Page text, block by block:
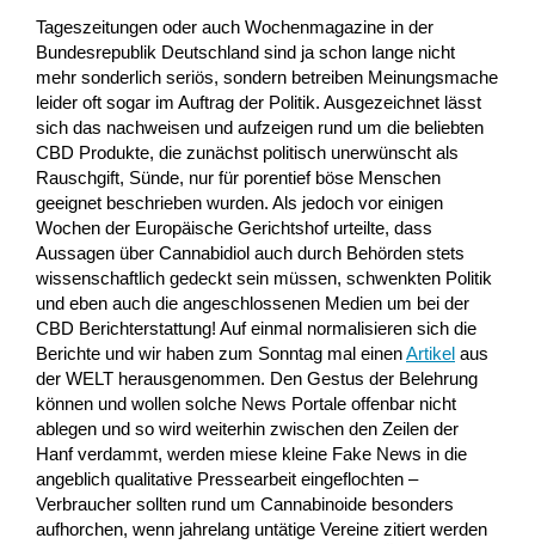
Tageszeitungen oder auch Wochenmagazine in der
Bundesrepublik Deutschland sind ja schon lange nicht
mehr sonderlich seriös, sondern betreiben Meinungsmache
leider oft sogar im Auftrag der Politik. Ausgezeichnet lässt
sich das nachweisen und aufzeigen rund um die beliebten
CBD Produkte, die zunächst politisch unerwünscht als
Rauschgift, Sünde, nur für porentief böse Menschen
geeignet beschrieben wurden. Als jedoch vor einigen
Wochen der Europäische Gerichtshof urteilte, dass
Aussagen über Cannabidiol auch durch Behörden stets
wissenschaftlich gedeckt sein müssen, schwenkten Politik
und eben auch die angeschlossenen Medien um bei der
CBD Berichterstattung! Auf einmal normalisieren sich die
Berichte und wir haben zum Sonntag mal einenArtikel aus
der WELT herausgenommen. Den Gestus der Belehrung
können und wollen solche News Portale offenbar nicht
ablegen und so wird weiterhin zwischen den Zeilen der
Hanf verdammt, werden miese kleine Fake News in die
angeblich qualitative Pressearbeit eingeflochten –
Verbraucher sollten rund um Cannabinoide besonders
aufhorchen, wenn jahrelang untätige Vereine zitiert werden